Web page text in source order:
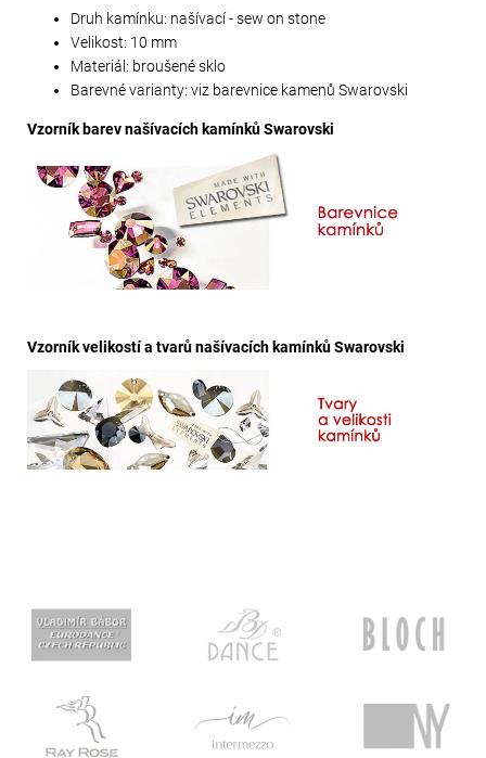
Druh kamínku: našívací - sew on stone
Velikost: 10 mm
Materiál: broušené sklo
Barevné varianty: viz barevnice kamenů Swarovski
Vzorník barev našívacích kamínků Swarovski
Vzorník velikostí a tvarů našívacích kamínků Swarovski